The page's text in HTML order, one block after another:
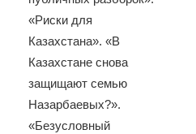
«Риски для
Казахстана». «В
Казахстане снова
защищают семью
Назарбаевых?».
«Безусловный